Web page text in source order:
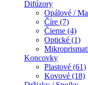
Difúzory
Opálové /
Číre (7)
Čierne (4)
Optické (1)
Koncovky
Plastové (61)
Kovové (18)